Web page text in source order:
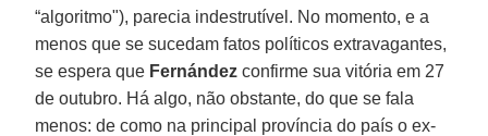
“algoritmo"), parecia indestrutível. No momento, e a
menos que se sucedam fatos políticos extravagantes,
se espera que Fernández confirme sua vitória em 27
de outubro. Há algo, não obstante, do que se fala
menos: de como na principal província do país o ex-